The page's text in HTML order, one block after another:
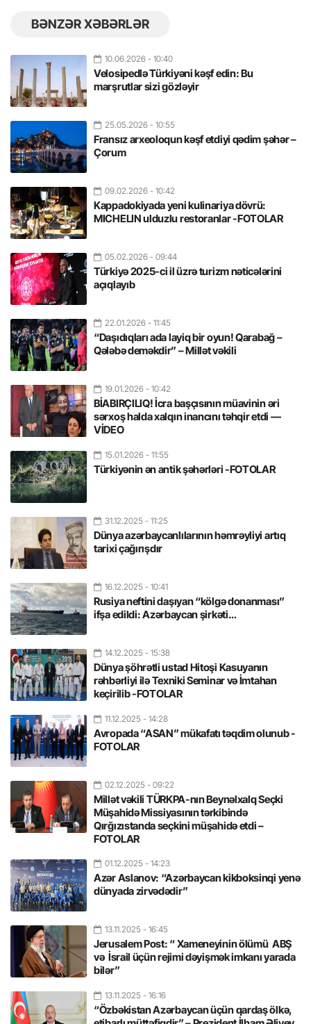
BƏNZƏR XƏBƏRLƏR
10.06.2026 - 10:40
Velosipedlə Türkiyəni kəşf edin: Bu
marşrutlar sizi gözləyir
25.05.2026 - 10:55
Fransız arxeoloqun kəşf etdiyi qədim şəhər –
Çorum
09.02.2026 - 10:42
Kappadokiyada yeni kulinariya dövrü:
MICHELIN ulduzlu restoranlar -FOTOLAR
05.02.2026 - 09:44
Türkiyə 2025-ci il üzrə turizm nəticələrini
açıqlayıb
22.01.2026 - 11:45
“Daşıdıqları ada layiq bir oyun! Qarabağ –
Qələbə deməkdir” – Millət vəkili
19.01.2026 - 10:42
BİABIRÇILIQ! İcra başçısının müavinin əri
sərxoş halda xalqın inancını təhqir etdi —
VİDEO
15.01.2026 - 11:55
Türkiyənin ən antik şəhərləri -FOTOLAR
31.12.2025 - 11:25
Dünya azərbaycanlılarının həmrəyliyi artıq
tarixi çağırışdır
16.12.2025 - 10:41
Rusiya neftini daşıyan “kölgə donanması”
ifşa edildi: Azərbaycan şirkəti…
14.12.2025 - 15:38
Dünya şöhrətli ustad Hitoşi Kasuyanın
rəhbərliyi ilə Texniki Seminar və İmtahan
keçirilib -FOTOLAR
11.12.2025 - 14:28
Avropada “ASAN” mükafatı təqdim olunub -
FOTOLAR
02.12.2025 - 09:22
Millət vəkili TÜRKPA-nın Beynəlxalq Seçki
Müşahidə Missiyasının tərkibində
Qırğızıstanda seçkini müşahidə etdi –
FOTOLAR
01.12.2025 - 14:23
Azər Aslanov: “Azərbaycan kikboksinqi yenə
dünyada zirvədədir”
13.11.2025 - 16:45
Jerusalem Post: “ Xameneyinin ölümü ABŞ
və İsrail üçün rejimi dəyişmək imkanı yarada
bilər”
13.11.2025 - 16:16
“Özbəkistan Azərbaycan üçün qardaş ölkə,